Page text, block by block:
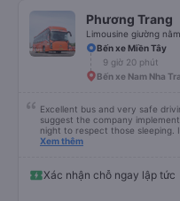
Phương Trang
Limousine giường
Bến xe Miền Tây
9 giờ 20 phút
Bến xe Nam Nha
Excellent bus and very safe
suggest the company
night to respect those sleeping.
please display the Wi-Fi
quy định rõ ràng về việc giữ im
để tránh làm phiền hành khách
khẩu Wi-Fi trong xe để hành
Xem thêm
Xác nhận chỗ ngay lập tức